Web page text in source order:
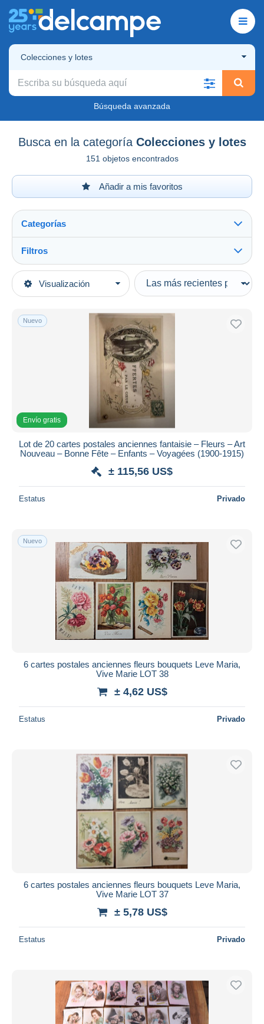
Colecciones y lotes
Búsqueda avanzada
Busca en la categoría Colecciones y lotes
151 objetos encontrados
Añadir a mis favoritos
Visualización
Categorías
Categorías principales
Temas
Felicitaciones (Fiestas)
Filtros
Tipo de venta
Activas
Precios fijos
Subasta con ofertas
Subastas sin pujas
Casa de subastas
Todas las duraciones
Cerrando dentro
Sólo con descuento
Envío gratis
Métodos de pago
PayPal
Transferencia bancaria
Visa
Mastercard
iDeal
Residencia del vendedor
Aplicar
Nuevo
Envío gratis
Lot de 20 cartes postales anciennes fantaisie – Fleurs – Art
Nouveau – Bonne Fête – Enfants – Voyagées (1900-1915)
± 115,56 US$
Estatus Privado
Nuevo
6 cartes postales anciennes fleurs bouquets Leve Maria,
Vive Marie LOT 38
± 4,62 US$
Estatus Privado
6 cartes postales anciennes fleurs bouquets Leve Maria,
Vive Marie LOT 37
± 5,78 US$
Estatus Privado